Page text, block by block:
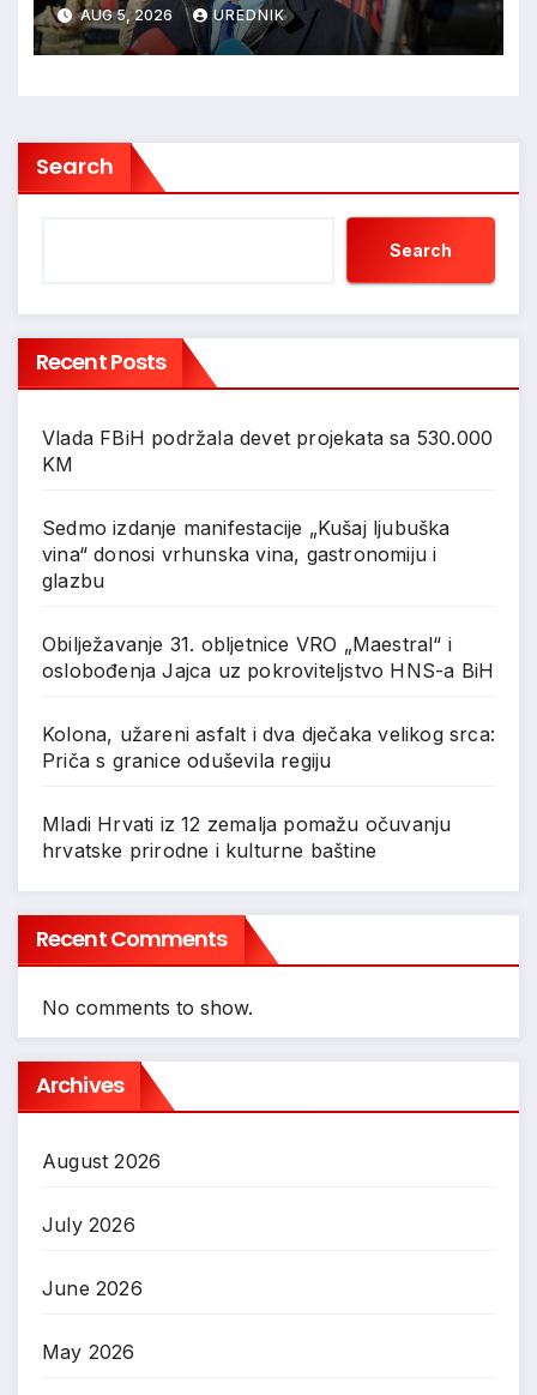
Marinaca, Bogdanovaca i
Bršadina
AUG 5, 2026 UREDNIK
Search
Search
Recent Posts
Vlada FBiH podržala devet projekata sa 530.000
KM
Sedmo izdanje manifestacije „Kušaj ljubuška
vina“ donosi vrhunska vina, gastronomiju i
glazbu
Obilježavanje 31. obljetnice VRO „Maestral“ i
oslobođenja Jajca uz pokroviteljstvo HNS-a BiH
Kolona, užareni asfalt i dva dječaka velikog srca:
Priča s granice oduševila regiju
Mladi Hrvati iz 12 zemalja pomažu očuvanju
hrvatske prirodne i kulturne baštine
Recent Comments
No comments to show.
Archives
August 2026
July 2026
June 2026
May 2026